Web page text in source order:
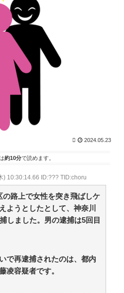
御座候」「回転焼き」
和菓子を関西では何と呼
米原では「暫」 関西圏を離
界線”を調査 / まとめる
グ回ってたら 10年も昔に描い
まとめるZ
NEW!
やつは7000円までだぞ」 /
！
望「悩み相談しても○○されて
ブホテルから記者会見ｗ /
始「効果テキメン」 / NEWま
まらなくなった人 / NEWまと
(8/9 07:57)
「死後の世界」って結局どこ
・ネタ・オールジャンル –
(8/9 07:27)
のに、家族が猛反対。家族か
出した… 他 / 2chnaviヘッド
2024.05.23
約10分で読めます。
) 10:30:14.66 ID:??? TID:choru
路上で女性を突き飛ばしケ
ようとしたとして、神奈川
しました。男の逮捕は5回目
で再逮捕されたのは、都内
凌容疑者です。